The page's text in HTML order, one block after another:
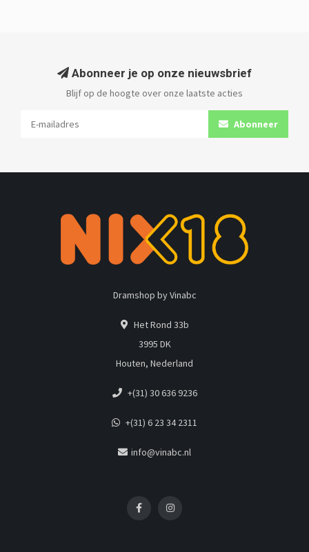
Abonneer je op onze nieuwsbrief
Blijf op de hoogte over onze laatste acties
Abonneer
Dramshop by Vinabc
Het Rond 33b
3995 DK
Houten, Nederland
+(31) 30 636 9236
+(31) 6 23 34 2311
info@vinabc.nl